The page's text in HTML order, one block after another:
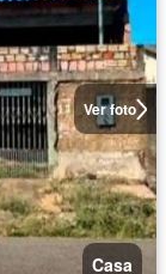
Ver foto
Casa